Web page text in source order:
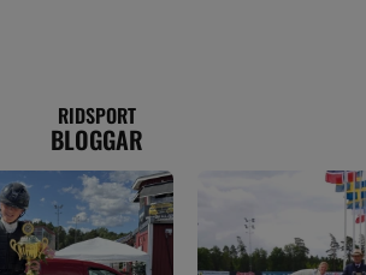
RIDSPORT
BLOGGAR